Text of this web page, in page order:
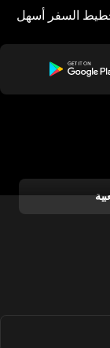
السفر أسهل